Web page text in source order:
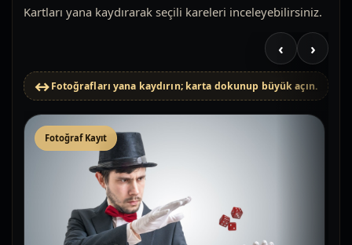
Kartları yana kaydırarak seçili kareleri inceleyebilirsiniz.
‹ ›
Fotoğrafları yana kaydırın; karta dokunup büyük açın.
Fotoğraf Kayıt